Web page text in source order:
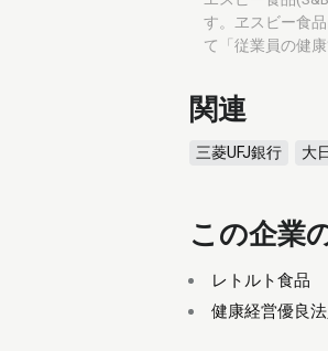
す。ヱスビー食
て「従業員の健
関連
三菱UFJ銀行 大
この企業
レトルト食品
健康経営優良